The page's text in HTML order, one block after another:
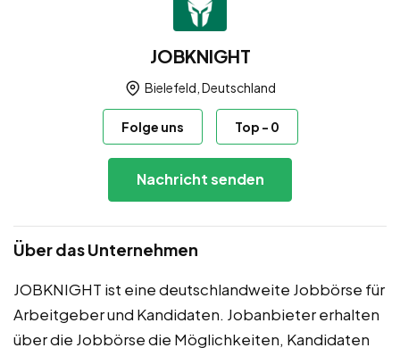
JOBKNIGHT
Bielefeld, Deutschland
Folge uns Top - 0
Nachricht senden
Über das Unternehmen
JOBKNIGHT ist eine deutschlandweite Jobbörse für
Arbeitgeber und Kandidaten. Jobanbieter erhalten
über die Jobbörse die Möglichkeiten, Kandidaten